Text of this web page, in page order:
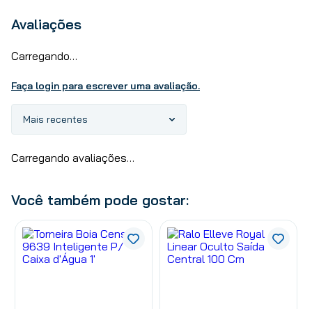
Avaliações
Carregando…
Faça login para escrever uma avaliação.
Mais recentes
Carregando avaliações…
Você também pode gostar: